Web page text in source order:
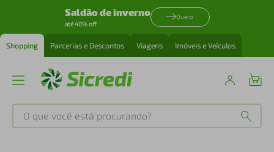
Saldão de inverno
até 40% off
Quero
Shopping Parcerias e Descontos Viagens Imóveis e Veículos
O que você está procurando?